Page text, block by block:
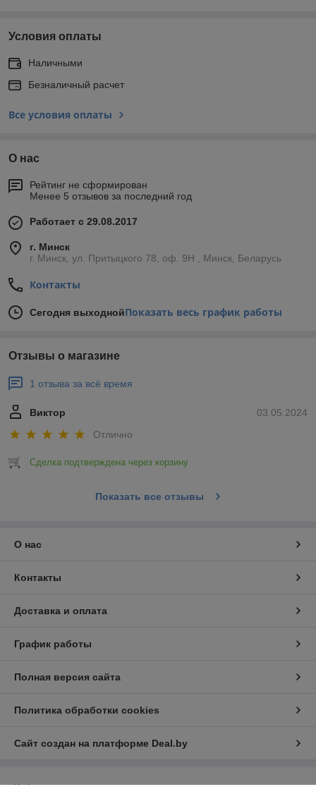
Условия оплаты
Наличными
Безналичный расчет
Все условия оплаты
О нас
Рейтинг не сформирован
Менее 5 отзывов за последний год
Работает с 29.08.2017
г. Минск
г. Минск, ул. Притыцкого 78, оф. 9Н , Минск, Беларусь
Контакты
Сегодня выходнойПоказать весь график работы
Отзывы о магазине
1 отзыва за всё время
03.05.2024
Виктор
Отлично
Сделка подтверждена через корзину
Показать все отзывы
О нас
Контакты
Доставка и оплата
График работы
Полная версия сайта
Политика обработки cookies
Сайт создан на платформе Deal.by
Информация для покупателя